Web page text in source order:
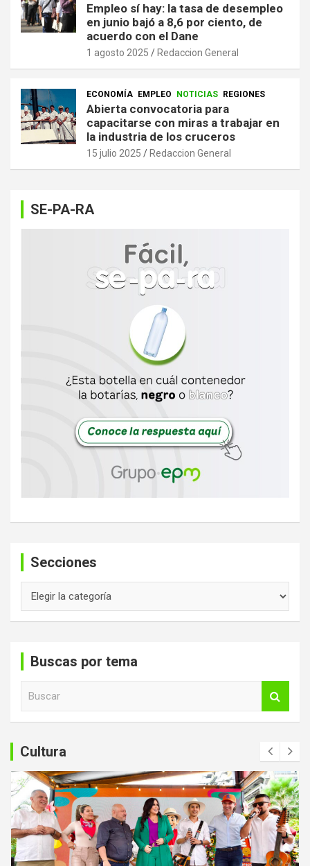
Empleo sí hay: la tasa de desempleo
en junio bajó a 8,6 por ciento, de
acuerdo con el Dane
1 agosto 2025 Redaccion General
ECONOMÍA EMPLEO NOTICIAS REGIONES
Abierta convocatoria para
capacitarse con miras a trabajar en
la industria de los cruceros
15 julio 2025 Redaccion General
SE-PA-RA
Secciones
Buscas por tema
a
r
Cultura